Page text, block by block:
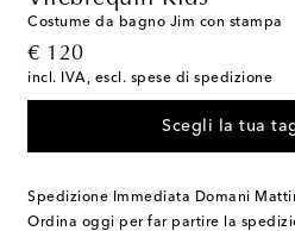
Costume da bagno Jim con stampa
€ 120
original price
incl. IVA, escl. spese di spedizione
Scegli la tua
Spedizione Immediata Domani
Ordina oggi per far partire la